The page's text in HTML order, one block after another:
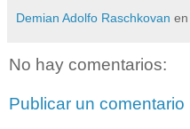
Demian Adolfo Raschkovan en
No hay comentarios:
Publicar un comentario